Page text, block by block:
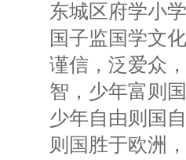
东城区府学小
国子监国学文
谨信，泛爱众
智，少年富则
少年自由则国
则国胜于欧洲